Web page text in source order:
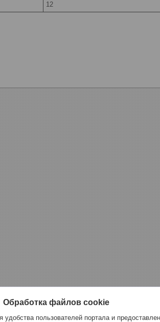
12
Обработка файлов cookie
пользователей портала и